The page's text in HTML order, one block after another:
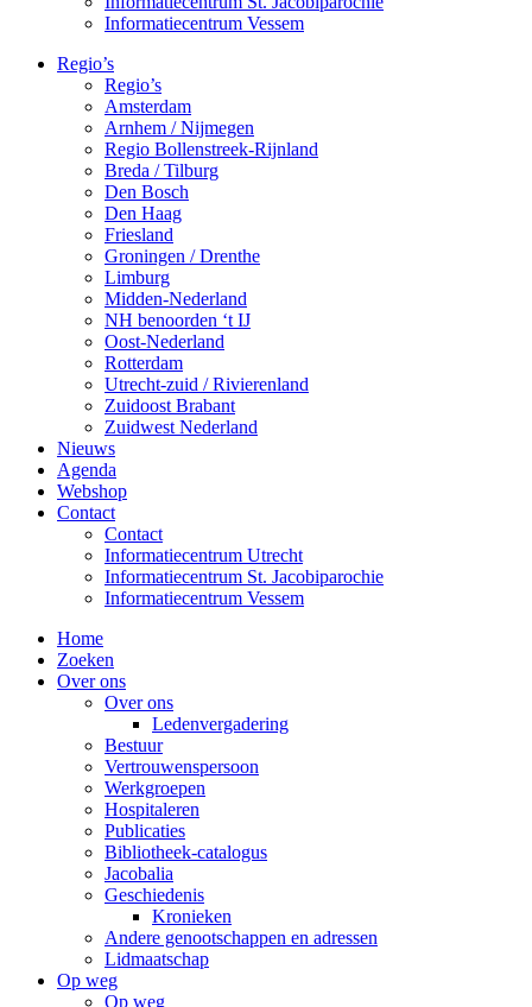
Informatiecentrum Vessem
Regio’s
Regio’s
Amsterdam
Arnhem / Nijmegen
Regio Bollenstreek-Rijnland
Breda / Tilburg
Den Bosch
Den Haag
Friesland
Groningen / Drenthe
Limburg
Midden-Nederland
NH benoorden ‘t IJ
Oost-Nederland
Rotterdam
Utrecht-zuid / Rivierenland
Zuidoost Brabant
Zuidwest Nederland
Nieuws
Agenda
Webshop
Contact
Contact
Informatiecentrum Utrecht
Informatiecentrum St. Jacobiparochie
Informatiecentrum Vessem
Home
Zoeken
Over ons
Over ons
Ledenvergadering
Bestuur
Vertrouwenspersoon
Werkgroepen
Hospitaleren
Publicaties
Bibliotheek-catalogus
Jacobalia
Geschiedenis
Kronieken
Andere genootschappen en adressen
Lidmaatschap
Op weg
Op weg